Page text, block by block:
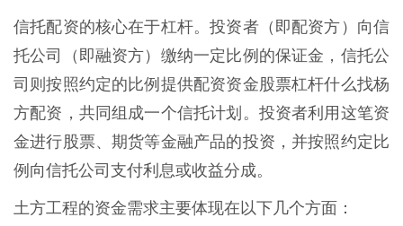
信托配资的核心在于杠杆。投资者（即配资方）向信
托公司（即融资方）缴纳一定比例的保证金，信托公
司则按照约定的比例提供配资资金股票杠杆什么找杨
方配资，共同组成一个信托计划。投资者利用这笔资
金进行股票、期货等金融产品的投资，并按照约定比
例向信托公司支付利息或收益分成。
土方工程的资金需求主要体现在以下几个方面：